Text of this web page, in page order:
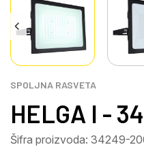
SPOLJNA RASVETA
HELGA I -
Šifra proizvoda: 34249-